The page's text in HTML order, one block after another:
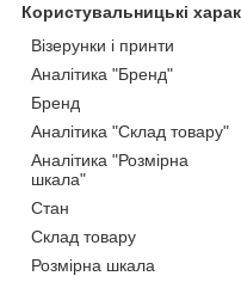
Користувальницькі
Візерунки і принти
Аналітика "Бренд"
Бренд
Аналітика "Склад товару"
Аналітика "Розмірна
шкала"
Стан
Склад товару
Розмірна шкала